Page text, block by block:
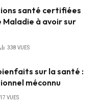
santé certifiées
Maladie à avoir sur
338 VUES
sur la santé :
méconnu
17 VUES